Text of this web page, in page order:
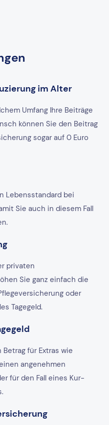
im Alter
Umfang Ihre Beiträge
können Sie den Beitrag
sogar auf 0 Euro
Lebensstandard bei
Sie auch in diesem Fall
privaten
Sie ganz einfach die
oder
Tagegeld.
für Extras wie
angenehmen
für den Fall eines Kur-